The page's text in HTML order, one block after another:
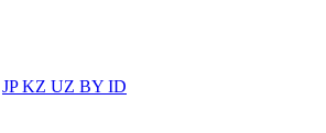
JPKZ UZ BY ID